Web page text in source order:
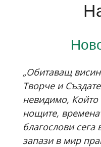
„Обитаващ
Творче и
невидимо, Който
нощите,
благослови сега
запази в мир